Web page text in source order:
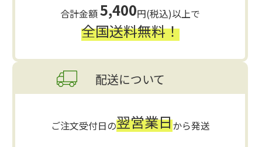
合計金額5,400円(税込)以上で
全国送料無料！
配送について
ご注文受付日の翌営業日から発送